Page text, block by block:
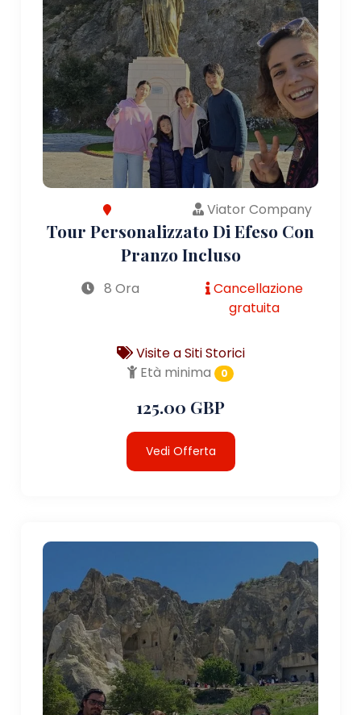
Viator Company
Tour Personalizzato Di Efeso Con
Pranzo Incluso
8 Ora
Cancellazione
gratuita
Visite a Siti Storici
Età minima
0
125.00 GBP
Vedi Offerta